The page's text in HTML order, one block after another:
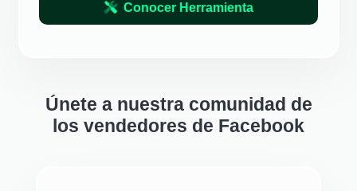
Conocer Herramienta
Únete a nuestra comunidad de
los vendedores de Facebook